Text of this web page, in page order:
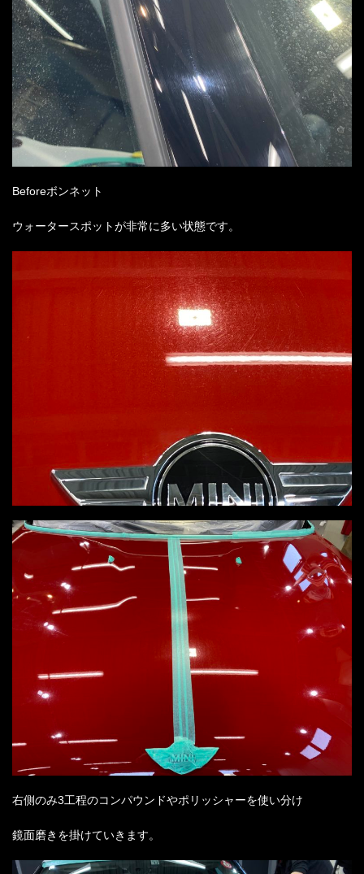
Beforeボンネット
ウォータースポットが非常に多い状態です。
右側のみ3工程のコンパウンドやポリッシャーを使い分け
鏡面磨きを掛けていきます。